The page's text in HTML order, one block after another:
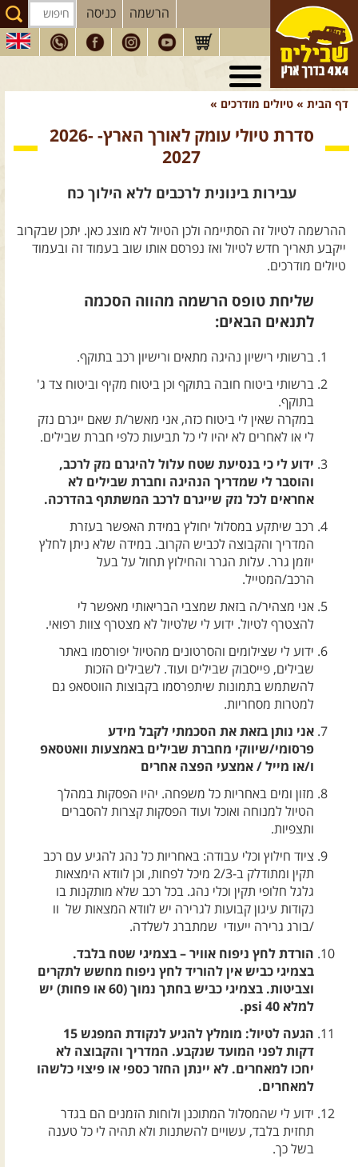
הרשמה כניסה
טיולי 4X4
בארץ
טיולים לרכב פנאי
חנות שבילים
הירשמו לניוזלטר שבילים
הבלוג של יואב קווה
פודקאסט ג'יפאות
צרו קשר עם שבילים
אודות יואב קווה והאתר שבילים
דף הבית » טיולים מודרכים »
סדרת טיולי עומק לאורך הארץ- 2026-
2027
עבירות בינונית לרכבים ללא הילוך כח
ההרשמה לטיול זה הסתיימה ולכן הטיול לא מוצג כאן. יתכן שבקרוב
ייקבע תאריך חדש לטיול ואז נפרסם אותו שוב בעמוד זה ובעמוד
טיולים מודרכים.
שליחת טופס הרשמה מהווה הסכמה
לתנאים הבאים:
ברשותי רישיון נהיגה מתאים ורישיון רכב בתוקף.
ברשותי ביטוח חובה בתוקף וכן ביטוח מקיף וביטוח צד ג'
בתוקף.
במקרה שאין לי ביטוח כזה, אני מאשר/ת שאם ייגרם נזק
לי או לאחרים לא יהיו לי כל תביעות כלפי חברת שבילים.
ידוע לי כי בנסיעת שטח עלול להיגרם נזק לרכב,
והוסבר לי שמדריך הנהיגה וחברת שבילים לא
אחראים לכל נזק שייגרם לרכב המשתתף בהדרכה.
רכב שיתקע במסלול יחולץ במידת האפשר בעזרת
המדריך והקבוצה לכביש הקרוב. במידה שלא ניתן לחלץ
יוזמן גרר. עלות הגרר והחילוץ תחול על בעל
הרכב/המטייל.
אני מצהיר/ה בזאת שמצבי הבריאותי מאפשר לי
להצטרף לטיול. ידוע לי שלטיול לא מצטרף צוות רפואי.
ידוע לי שצילומים והסרטונים מהטיול יפורסמו באתר
שבילים, פייסבוק שבילים ועוד. לשבילים הזכות
להשתמש בתמונות שיתפרסמו בקבוצות הווטסאפ גם
למטרות מסחריות.
אני נותן בזאת את הסכמתי לקבל מידע
פרסומי/שיווקי מחברת שבילים באמצעות וואטסאפ
ו/או מייל / אמצעי הפצה אחרים
מזון ומים באחריות כל משפחה. יהיו הפסקות במהלך
הטיול למנוחה ואוכל ועוד הפסקות קצרות להסברים
ותצפיות.
ציוד חילוץ וכלי עבודה: באחריות כל נהג להגיע עם רכב
תקין ומתודלק ב-2/3 מיכל לפחות, וכן לוודא הימצאות
גלגל חלופי תקין וכלי נהג. בכל רכב שלא מותקנות בו
נקודות עיגון קבועות לגרירה יש לוודא המצאות של וו
/בורג גרירה ייעודי שמתברג לשלדה.
הורדת לחץ ניפוח אוויר – בצמיגי שטח בלבד.
בצמיגי כביש אין להוריד לחץ ניפוח מחשש לתקרים
וצביטות. בצמיגי כביש בחתך נמוך (60 או פחות) יש
למלא 40 psi.
הגעה לטיול: מומלץ להגיע לנקודת המפגש 15
דקות לפני המועד שנקבע. המדריך והקבוצה לא
יחכו למאחרים. לא יינתן החזר כספי או פיצוי כלשהו
למאחרים.
ידוע לי שהמסלול המתוכנן ולוחות הזמנים הם בגדר
תחזית בלבד, עשויים להשתנות ולא תהיה לי כל טענה
בשל כך.